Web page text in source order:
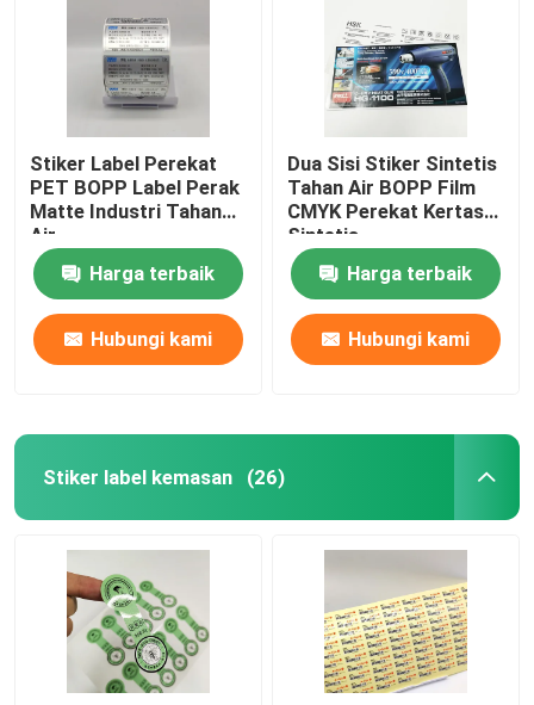
Stiker label perekat
Stiker label kemasan
Label Ritel Kustom
Label Perekat Makanan
Label Kosmetik Tahan Air
Pencetakan Label Farmasi
Label Anggur Perekat
Stiker Label Perekat
PET BOPP Label Perak
Matte Industri Tahan
Air
Harga terbaik
Hubungi kami
Dua Sisi Stiker Sintetis
Tahan Air BOPP Film
CMYK Perekat Kertas
Sintetis
Harga terbaik
Hubungi kami
Stiker label kemasan (26)